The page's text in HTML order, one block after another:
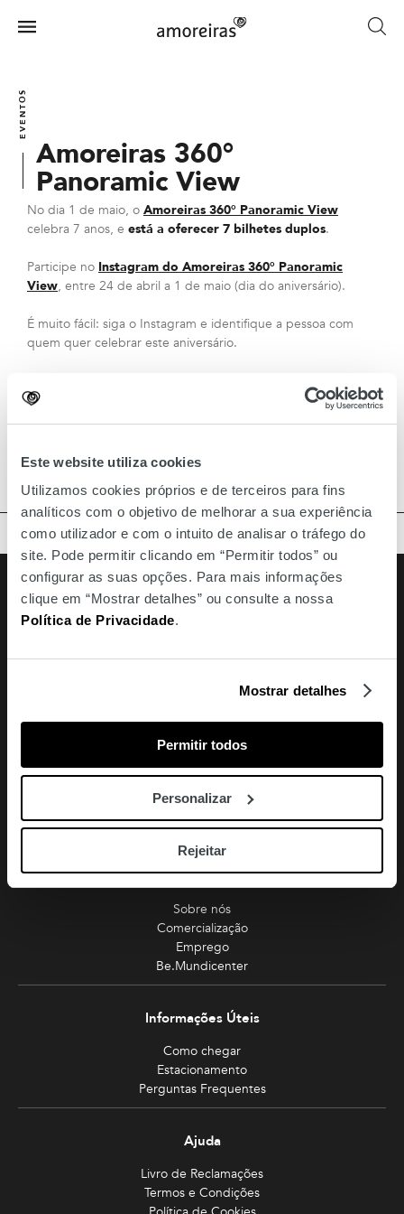
Este website utiliza cookies
Utilizamos cookies próprios e de terceiros para fins
analíticos com o objetivo de melhorar a sua experiência
como utilizador e com o intuito de analisar o tráfego do
site. Pode permitir clicando em “Permitir todos” ou
configurar as suas opções. Para mais informações
clique em “Mostrar detalhes” ou consulte a nossa
Política de Privacidade.
Mostrar detalhes
Permitir todos
Personalizar
Rejeitar
mainMenu
EVENTOS
Amoreiras 360°
Panoramic View
No dia 1 de maio, o Amoreiras 360° Panoramic View
celebra 7 anos, e está a oferecer 7 bilhetes duplos.
Participe no Instagram do Amoreiras 360° Panoramic
View, entre 24 de abril a 1 de maio (dia do aniversário).
É muito fácil: siga o Instagram e identifique a pessoa com
quem quer celebrar este aniversário.
-em inglês
TOPO
Siga-nos FacebookInstagramYoutube
Amoreiras
213 810 200 (chamada rede fixa nacional)
Av. Eng. Duarte Pacheco
Turismo
Miradouro
Planeie sua visita
A Mundicenter
Sobre nós
Comercialização
Emprego
Be.Mundicenter
Informações Úteis
Como chegar
Estacionamento
Perguntas Frequentes
Ajuda
Livro de Reclamações
Termos e Condições